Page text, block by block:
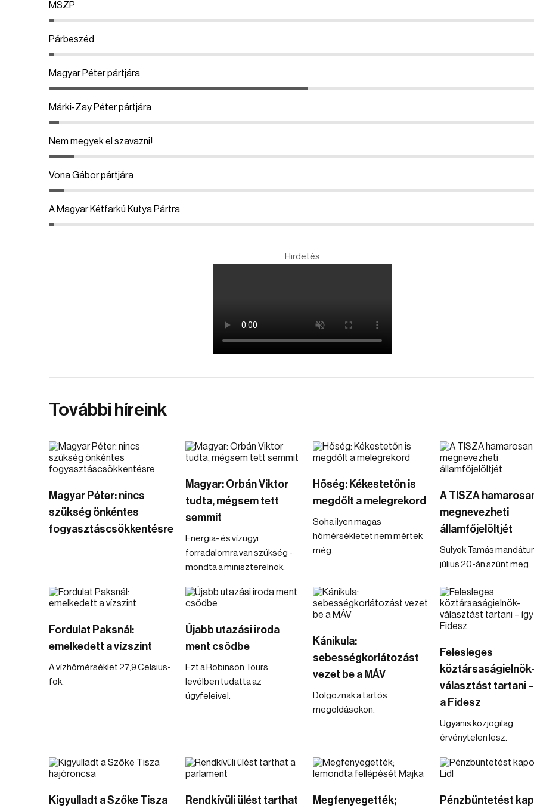
MSZP
Párbeszéd
Magyar Péter pártjára
Márki-Zay Péter pártjára
Nem megyek el szavazni!
Vona Gábor pártjára
A Magyar Kétfarkú Kutya Pártra
Hirdetés
További híreink
Magyar Péter: nincs
szükség önkéntes
fogyasztáscsökkentésre
Magyar: Orbán Viktor
tudta, mégsem tett
semmit
Energia- és vízügyi
forradalomra van szükség -
mondta a miniszterelnök.
Hőség: Kékestetőn is
megdőlt a melegrekord
Soha ilyen magas
hőmérsékletet nem mértek
még.
A TISZA
megnevezheti
államfőjelöltjét
Sulyok Tamás
július 20-án szűnt meg.
Fordulat Paksnál:
emelkedett a vízszint
A vízhőmérséklet 27,9 Celsius-
fok.
Újabb utazási iroda
ment csődbe
Ezt a Robinson Tours
levélben tudatta az
ügyfeleivel.
Kánikula:
sebességkorlátozást
vezet be a MÁV
Dolgoznak a tartós
megoldásokon.
Felesleges
köztársaságielnök-
választást tartani
a Fidesz
Ugyanis közjogilag
érvénytelen lesz.
Kigyulladt a Szőke Tisza
Rendkívüli ülést tarthat
Megfenyegették;
Pénzbüntetést